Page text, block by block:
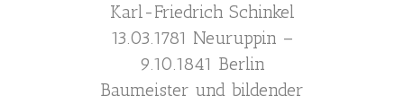
Karl-Friedrich Schinkel
13.03.1781 Neuruppin –
9.10.1841 Berlin
Baumeister und bildender